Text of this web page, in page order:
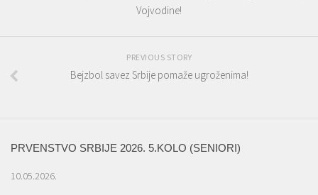
Vojvodine!
PREVIOUS STORY
Bejzbol savez Srbije pomaže ugroženima!
PRVENSTVO SRBIJE 2026. 5.KOLO (SENIORI)
10.05.2026.